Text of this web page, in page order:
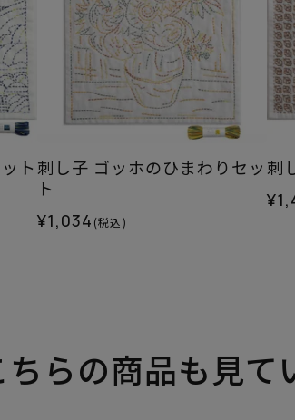
ト 刺し子 ゴッホのひまわりセッ
ト
¥1,034 (税込)
刺
らの商品も見て